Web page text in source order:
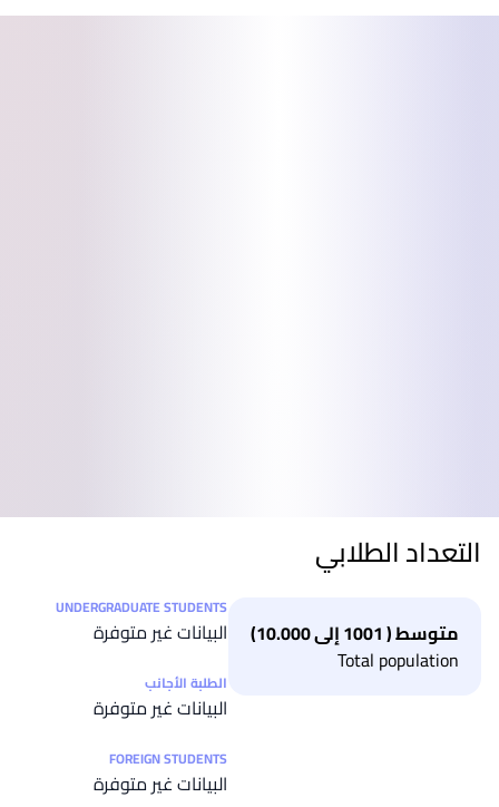
التعداد الطلابي
متوسط ( 1001 إلى 10.000)
Total population
التعداد الطلابي
UNDERGRADUATE STUDENTS
البيانات غير متوفرة
الطلبة الأجانب
البيانات غير متوفرة
FOREIGN STUDENTS
البيانات غير متوفرة